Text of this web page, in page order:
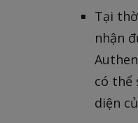
Tại
nhận
có thể
diện